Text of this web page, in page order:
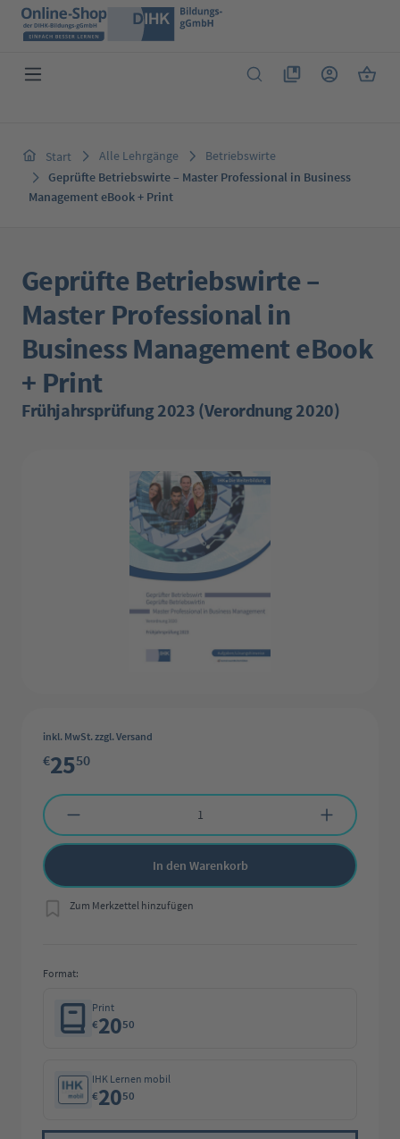
Zum Hauptinhalt springen
Du hast 0 Produkte
Start Alle Lehrgänge
Betriebswirte
Geprüfte Betriebswirte – Master Professional in Business
Management eBook + Print
Geprüfte Betriebswirte –
Master Professional in
Business Management eBook
+ Print
Frühjahrsprüfung 2023 (Verordnung 2020)
inkl. MwSt. zzgl. Versand
€2550
Produkt Anzahl: Gib den gewünschten Wert ein oder benutze die
In den Warenkorb
Zum Merkzettel hinzufügen
Format:
Print
€2050
IHK Lernen mobil
€2050